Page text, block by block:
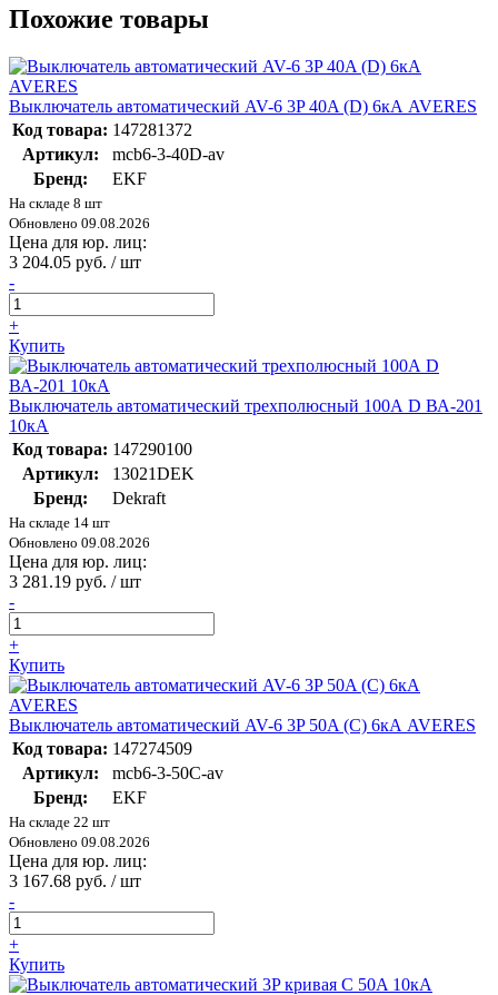
Похожие товары
Выключатель автоматический AV-6 3P 40A (D) 6кА AVERES
Код товара: 147281372
Артикул:
mcb6-3-40D-av
Бренд:
EKF
На складе 8 шт
Обновлено 09.08.2026
Цена для юр. лиц:
3 204.05 руб. / шт
-
+
Купить
Выключатель автоматический трехполюсный 100А D ВА-201
10кА
Код товара: 147290100
Артикул:
13021DEK
Бренд:
Dekraft
На складе 14 шт
Обновлено 09.08.2026
Цена для юр. лиц:
3 281.19 руб. / шт
-
+
Купить
Выключатель автоматический AV-6 3P 50A (C) 6кА AVERES
Код товара: 147274509
Артикул:
mcb6-3-50C-av
Бренд:
EKF
На складе 22 шт
Обновлено 09.08.2026
Цена для юр. лиц:
3 167.68 руб. / шт
-
+
Купить